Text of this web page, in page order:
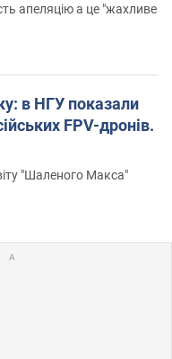
апеляцію а це "жахливе
в НГУ показали
FPV-дронів.
"Шаленого Макса"